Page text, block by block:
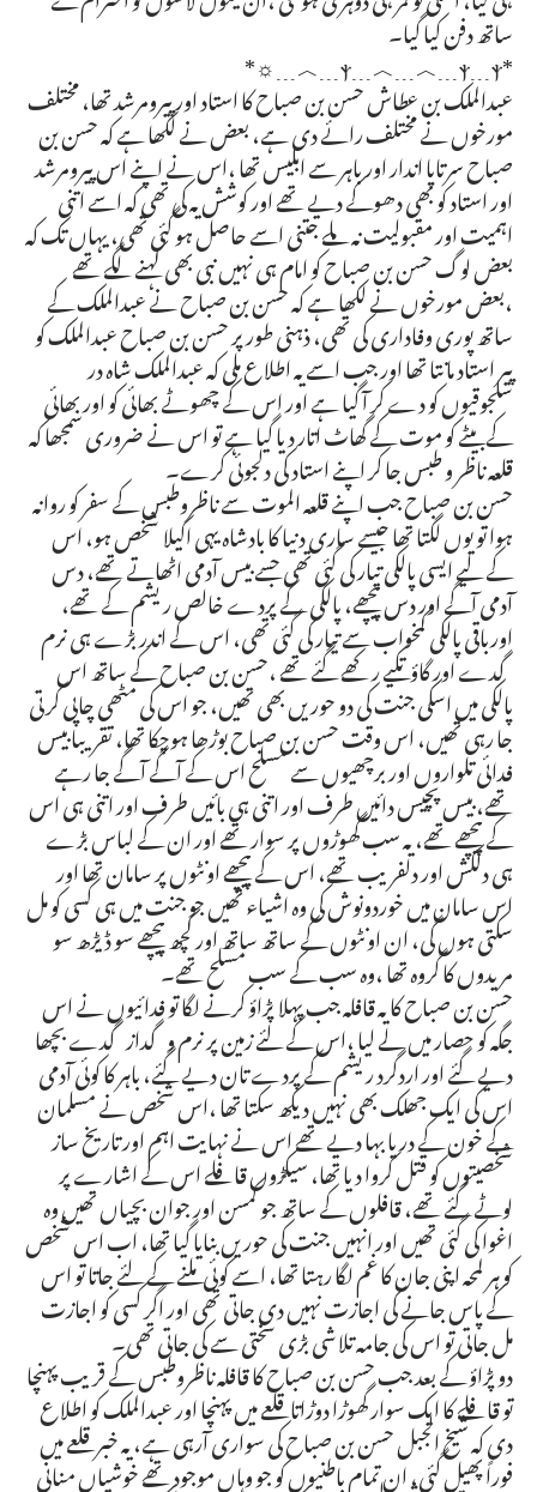
ساتھ دفن کیا گیا۔
*ⲯ﹍︿﹍︿﹍ⲯ﹍ⲯ﹍︿﹍☼*
عبدالملک بن عطاش حسن بن صباح کا استاد اور پیرومرشد تھا، مختلف
مورخوں نے مختلف رائے دی ہے، بعض نے لکھا ہے کہ حسن بن
صباح سرتاپا اندار اور باہر سے ابلیس تھا ،اس نے اپنے اس پیرومرشد
اور استاد کو بھی دھوکے دیے تھے اور کوشش یہ کی تھی کہ اسے اتنی
اہمیت اور مقبولیت نہ ملے جتنی اسے حاصل ہو گئی تھی، یہاں تک کہ
بعض لوگ حسن بن صباح کو امام ہی نہیں نبی بھی کہنے لگے تھے
،بعض مورخوں نے لکھا ہے کہ حسن بن صباح نے عبدالملک کے
ساتھ پوری وفاداری کی تھی، ذہنی طور پر حسن بن صباح عبدالملک کو
پیر استاد مانتا تھا اور جب اسے یہ اطلاع ملی کہ عبدالملک شاہ در
سلجوقیوں کو دے کر آ گیا ہے اور اس کے چھوٹے بھائی کو اور بھائی
کے بیٹے کو موت کے گھاٹ اتار دیا گیا ہے تو اس نے ضروری سمجھا کہ
قلعہ ناظر و طبس جا کر اپنے استاد کی دلجوئی کرے۔
حسن بن صباح جب اپنے قلعہ الموت سے ناظروطبس کے سفر کو روانہ
ہوا تو یوں لگتا تھا جیسے ساری دنیا کا بادشاہ یہی اکیلا شخص ہو، اس
کے لیے ایسی پالکی تیار کی گئی تھی جسے بیس آدمی اٹھاتے تھے، دس
آدمی آگے اور دس پیچھے، پالکی کے پردے خالص ریشم کے تھے،
اورباقی پالکی کمخواب سے تیار کی گئی تھی، اس کے اندر بڑے ہی نرم
گدے اور گاؤ تکیے رکھے گئے تھے ،حسن بن صباح کے ساتھ اس
پالکی میں اسکی جنت کی دو حوریں بھی تھیں، جو اس کی مٹھی چاپی کرتی
جا رہی تھیں، اس وقت حسن بن صباح بوڑھا ہوچکا تھا، تقریبا بیس
فدائی تلواروں اور برچھیوں سے مسلح اس کے آگے آگے جا رہے
تھے، بیس پچیس دائیں طرف اور اتنی ہی بائیں طرف اور اتنی ہی اس
کے پیچھے تھے، یہ سب گھوڑوں پر سوار تھے اور ان کے لباس بڑے
ہی دلکش اور دلفریب تھے، اس کے پیچھے اونٹوں پر سامان تھا اور
اس سامان میں خوردونوش کی وہ اشیاء تھیں جو جنت میں ہی کسی کو مل
سکتی ہوں گی، ان اونٹوں کے ساتھ ساتھ اور کچھ پیچھے سو ڈیڑھ سو
مریدوں کا گروہ تھا ،وہ سب کے سب مسلح تھے۔
حسن بن صباح کا یہ قافلہ جب پہلا پڑاؤ کرنے لگا تو فدائیوں نے اس
جگہ کو حصار میں لے لیا ،اس کے لئے زمین پر نرم و گداز گدے بچھا
دیے گئے اور اردگرد ریشم کے پردے تان دیے گئے، باہر کا کوئی آدمی
اس کی ایک جھلک بھی نہیں دیکھ سکتا تھا ،اس شخص نے مسلمان
کے خون کے دریا بہا دیے تھے اس نے نہایت اہم اور تاریخ ساز
شخصیتوں کو قتل کروا دیا تھا، سیکڑوں قافلے اس کے اشارے پر
لوٹے گئے تھے، قافلوں کے ساتھ جو کمسن اور جوان بچیاں تھیں وہ
اغوا کی گئی تھیں اور انہیں جنت کی حوریں بنایا گیا تھا، اب اس شخص
کو ہر لمحہ اپنی جان کا غم لگا رہتا تھا، اسے کوئی ملنے کے لئے جاتا تو اس
کے پاس جانے کی اجازت نہیں دی جاتی تھی اور اگر کسی کو اجازت
مل جاتی تو اس کی جامہ تلاشی بڑی سختی سے کی جاتی تھی۔
دو پڑاؤ کے بعد جب حسن بن صباح کا قافلہ ناظروطبس کے قریب پہنچا
تو قافلے کا ایک سوار گھوڑا دوڑاتا قلعے میں پہنچا اور عبدالملک کو اطلاع
دی کہ شیخ الجبل حسن بن صباح کی سواری آرہی ہے، یہ خبر قلعے میں
فوراً پھیل گئی، ان تمام باطنیوں کو جو وہاں موجود تھے خوشیاں منانی